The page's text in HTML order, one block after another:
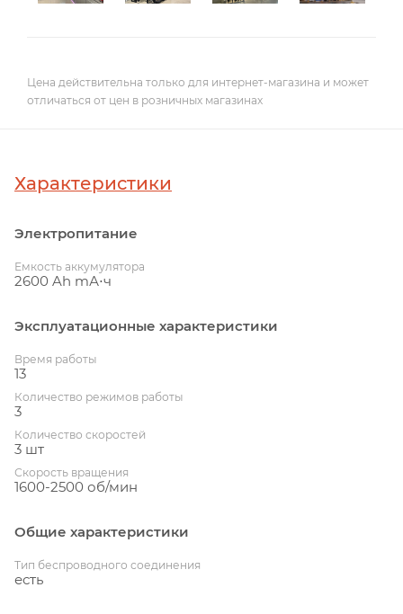
Цена действительна только для интернет-магазина и может
отличаться от цен в розничных магазинах
Характеристики
Электропитание
Емкость аккумулятора
2600 Ah mА⋅ч
Эксплуатационные характеристики
Время работы
13
Количество режимов работы
3
Количество скоростей
3 шт
Скорость вращения
1600-2500 об/мин
Общие характеристики
Тип беспроводного соединения
есть